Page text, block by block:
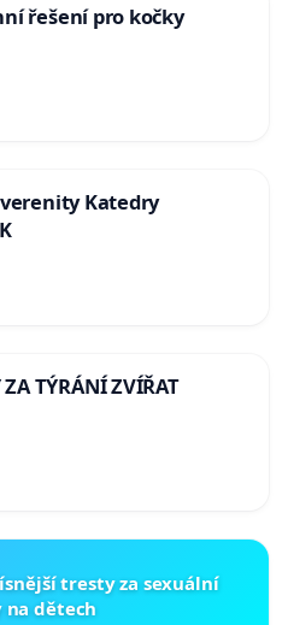
řešení pro kočky
Katedry
ZA TÝRÁNÍ ZVÍŘAT
tresty za sexuální
na dětech